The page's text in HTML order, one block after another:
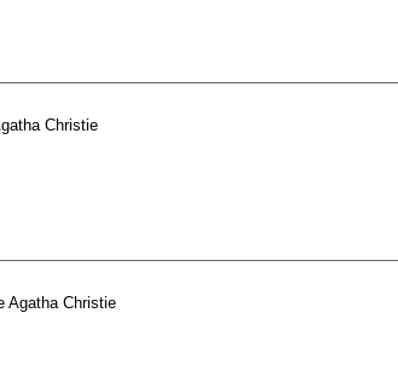
Christie
Agatha Christie